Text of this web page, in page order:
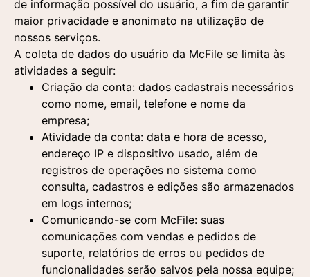
de informação possível do usuário, a fim de garantir
maior privacidade e anonimato na utilização de
nossos serviços.
A coleta de dados do usuário da McFile se limita às
atividades a seguir:
Criação da conta: dados cadastrais necessários
como nome, email, telefone e nome da
empresa;
Atividade da conta: data e hora de acesso,
endereço IP e dispositivo usado, além de
registros de operações no sistema como
consulta, cadastros e edições são armazenados
em logs internos;
Comunicando-se com McFile: suas
comunicações com vendas e pedidos de
suporte, relatórios de erros ou pedidos de
funcionalidades serão salvos pela nossa equipe;